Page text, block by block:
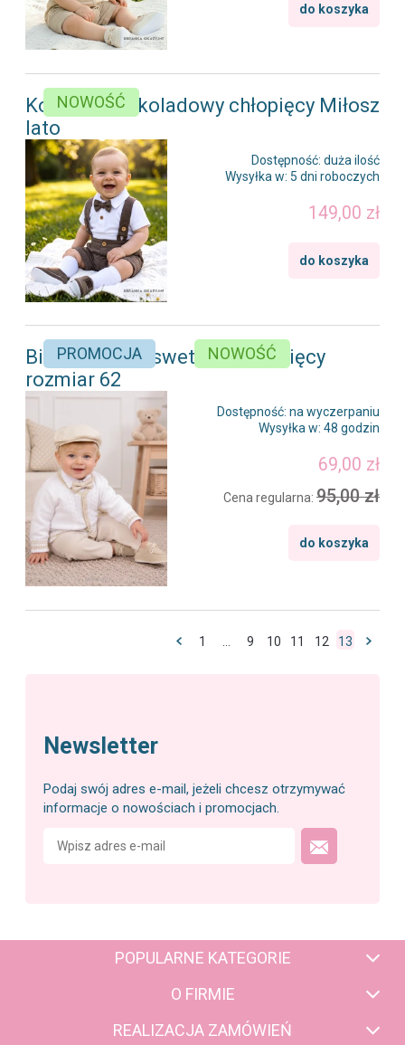
do koszyka
Komplet czekoladowy chłopięcy Miłosz
lato
Dostępność: duża ilość
Wysyłka w: 5 dni roboczych
149,00 zł
do koszyka
NOWOŚĆ
Biało/beżowy sweterek chłopięcy
rozmiar 62
Dostępność: na wyczerpaniu
Wysyłka w: 48 godzin
69,00 zł
Cena regularna: 95,00 zł
do koszyka
PROMOCJA NOWOŚĆ
1 9 10 11 12 13
Newsletter
Podaj swój adres e-mail, jeżeli chcesz otrzymywać
informacje o nowościach i promocjach.
POPULARNE KATEGORIE
O FIRMIE
REALIZACJA ZAMÓWIEŃ